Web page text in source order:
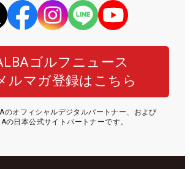
ゴルフニュース
ルマガ登録はこちら
のオフィシャルデジタルパートナー、および
の日本公式サイトパートナーです。